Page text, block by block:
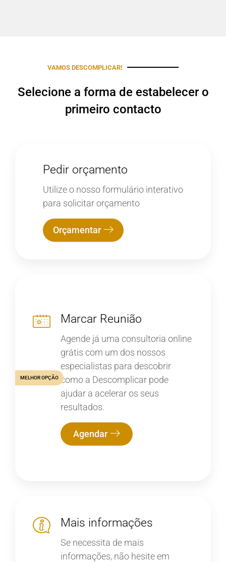
VAMOS DESCOMPLICAR!
Selecione a forma de estabelecer o
primeiro contacto
Pedir orçamento
Utilize o nosso formulário interativo
para solicitar orçamento
Orçamentar
Marcar Reunião
Agende já uma consultoria online
grátis com um dos nossos
especialistas para descobrir
como a Descomplicar pode
ajudar a acelerar os seus
resultados.
Agendar
MELHOR OPÇÃO
Mais informações
Se necessita de mais
informações, não hesite em